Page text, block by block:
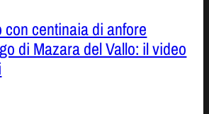
con centinaia di anfore
di Mazara del Vallo: il video